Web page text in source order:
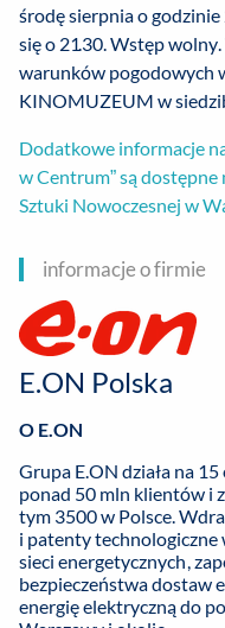
środę sierpnia o
się o 21.30. Wstęp
warunków pogodowych
KINOMUZEUM w
Dodatkowe informacje
w Centrum” są
Sztuki Nowoczesnej w
informacje o firmie
E.ON Polska
O E.ON
Grupa E.ON działa na
ponad 50 mln klientów i
tym 3500 w Polsce.
i patenty technologiczne
sieci energetycznych,
bezpieczeństwa dostaw
energię elektryczną do